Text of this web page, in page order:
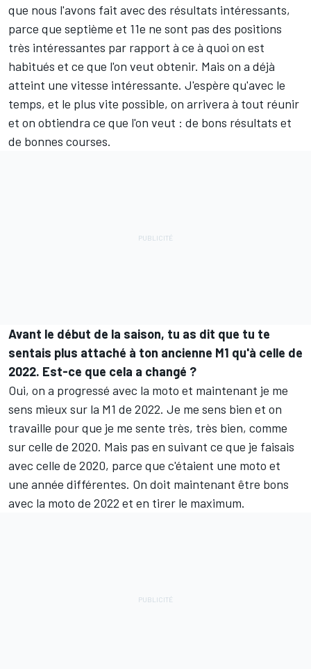
que nous l'avons fait avec des résultats intéressants,
parce que septième et 11e ne sont pas des positions
très intéressantes par rapport à ce à quoi on est
habitués et ce que l'on veut obtenir. Mais on a déjà
atteint une vitesse intéressante. J'espère qu'avec le
temps, et le plus vite possible, on arrivera à tout réunir
et on obtiendra ce que l'on veut : de bons résultats et
de bonnes courses.
Avant le début de la saison, tu as dit que tu te
sentais plus attaché à ton ancienne M1 qu'à celle de
2022. Est-ce que cela a changé ?
Oui, on a progressé avec la moto et maintenant je me
sens mieux sur la M1 de 2022. Je me sens bien et on
travaille pour que je me sente très, très bien, comme
sur celle de 2020. Mais pas en suivant ce que je faisais
avec celle de 2020, parce que c'étaient une moto et
une année différentes. On doit maintenant être bons
avec la moto de 2022 et en tirer le maximum.